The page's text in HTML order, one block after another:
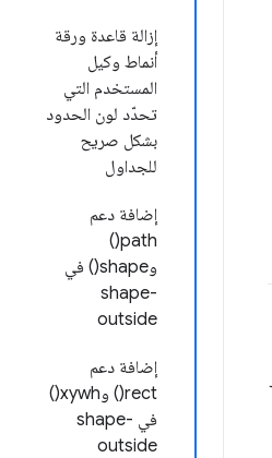
إزالة قاعدة ورقة
أنماط وكيل
المستخدم التي
تحدّد لون الحدود
بشكل صريح
للجداول
إضافة دعم
path()
وshape() في
shape-
outside
إضافة دعم
rect() وxywh()
في shape-
outside